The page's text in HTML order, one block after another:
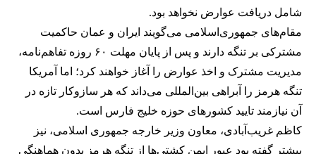
شامل دریافت عوارض نخواهد بود.
مقام‌های جمهوری‌اسلامی می‌گویند ایران و عمان حاکمیت
مشترکی بر تنگه دارند و پس از پایان مهلت ۶۰ روزه تفاهم‌نامه،
مدیریت مشترک و اخذ عوارض را آغاز خواهند کرد؛ اما آمریکا
تنگه هرمز را آبراهی بین‌المللی می‌داند که هر سازوکار تازه در
آن نیازمند تایید کشورهای حوزه خلیج فارس است.
کاظم غریب‌آبادی، معاون وزیر خارجه جمهوری اسلامی، نیز
پیشتر گفته بود عبور ایمن کشتی‌ها از تنگه هرمز بدون هماهنگی